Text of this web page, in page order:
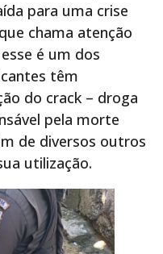
para uma crise
chama atenção
é um dos
têm
do crack – droga
pela morte
de diversos outros
utilização.